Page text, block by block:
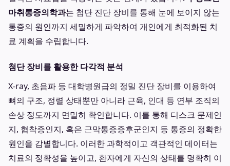
마취통증의학과는 첨단 진단 장비를 통해 눈에 보이지 않는
통증의 원인까지 세밀하게 파악하여 개인에게 최적화된 치
료 계획을 수립합니다.
첨단 장비를 활용한 다각적 분석
X-ray, 초음파 등 대학병원급의 정밀 진단 장비를 이용하여
뼈의 구조, 정렬 상태뿐만 아니라 근육, 인대 등 연부 조직의
손상 정도까지 면밀히 확인합니다. 이를 통해 디스크 문제인
지, 협착증인지, 혹은 근막통증증후군인지 등 통증의 정확한
원인을 감별합니다. 이러한 과학적이고 객관적인 데이터는
치료의 정확성을 높이고, 환자에게 자신의 상태를 명확히 이